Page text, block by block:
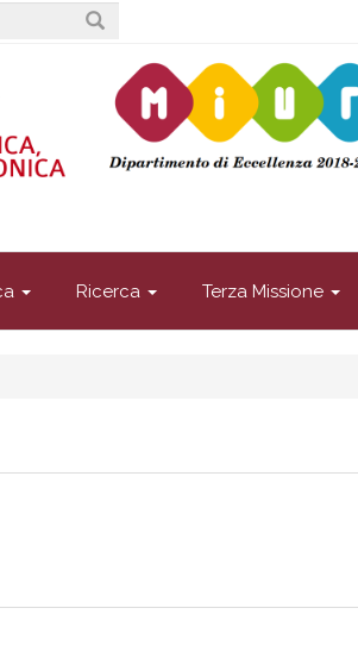
Ricerca Terza Missione